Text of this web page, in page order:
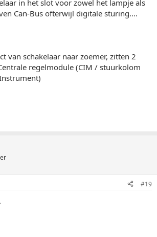
in het slot voor zowel het lampje als
Can-Bus ofterwijl digitale sturing....
van schakelaar naar zoemer, zitten 2
regelmodule (CIM / stuurkolom
#19